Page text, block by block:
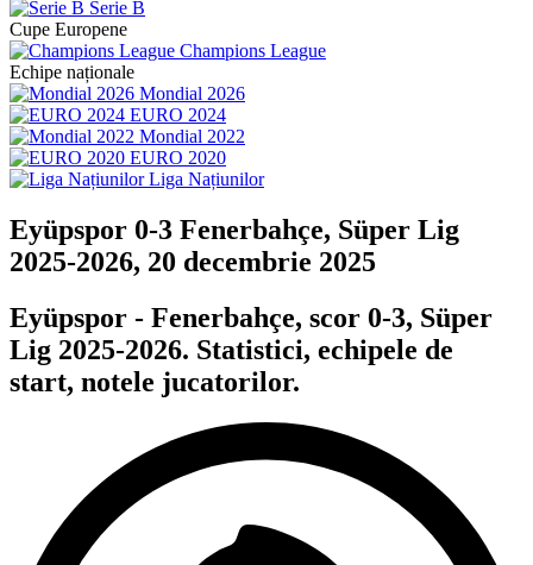
Serie B
Cupe Europene
Champions League
Echipe naționale
Mondial 2026
EURO 2024
Mondial 2022
EURO 2020
Liga Națiunilor
Eyüpspor 0-3 Fenerbahçe, Süper Lig
2025-2026, 20 decembrie 2025
Eyüpspor - Fenerbahçe, scor 0-3, Süper
Lig 2025-2026. Statistici, echipele de
start, notele jucatorilor.